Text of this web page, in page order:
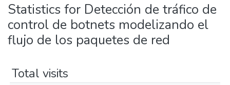
Communities
&
Collections
All of DSpace
Statistics for Detección de tráfico de
control de botnets modelizando el
flujo de los paquetes de red
Total visits